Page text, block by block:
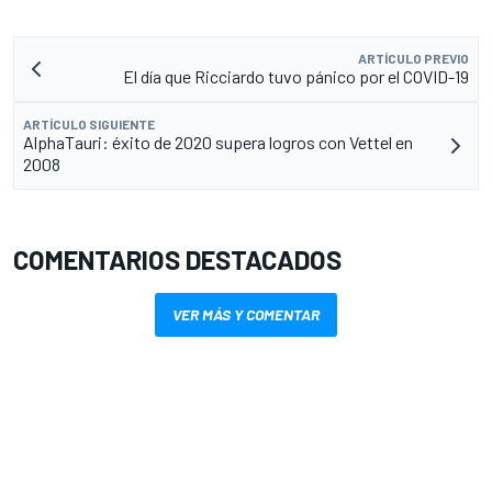
ARTÍCULO PREVIO
El día que Ricciardo tuvo pánico por el COVID-19
ARTÍCULO SIGUIENTE
AlphaTauri: éxito de 2020 supera logros con Vettel en
2008
COMENTARIOS DESTACADOS
VER MÁS Y COMENTAR